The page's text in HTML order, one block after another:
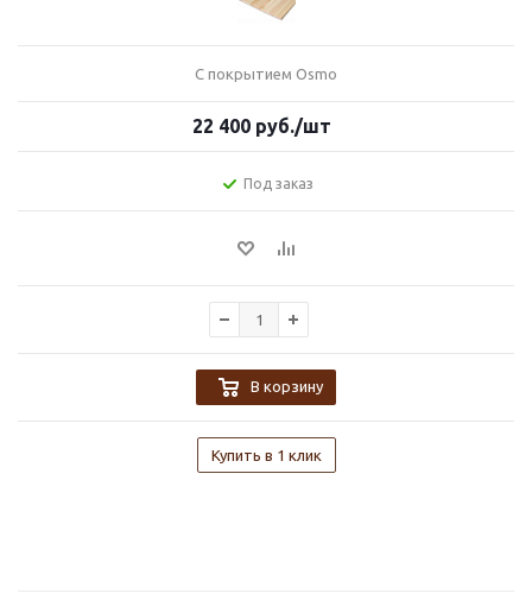
С покрытием Osmo
22 400 руб./шт
Под заказ
В корзину
Купить в 1 клик